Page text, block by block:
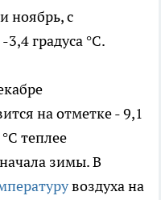
и ноябрь, с
градуса °C.
на отметке - 9,1
теплее
зимы. В
воздуха на